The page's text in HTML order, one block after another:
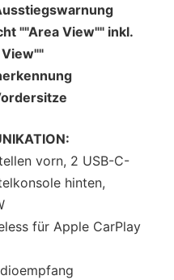
""Area View"" inkl.
vorn, 2 USB-C-
hinten,
für Apple CarPlay